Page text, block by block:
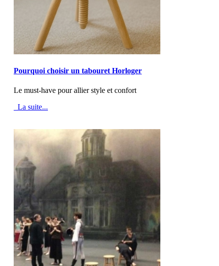
Pourquoi choisir un tabouret Horloger
Le must-have pour allier style et confort
La suite...